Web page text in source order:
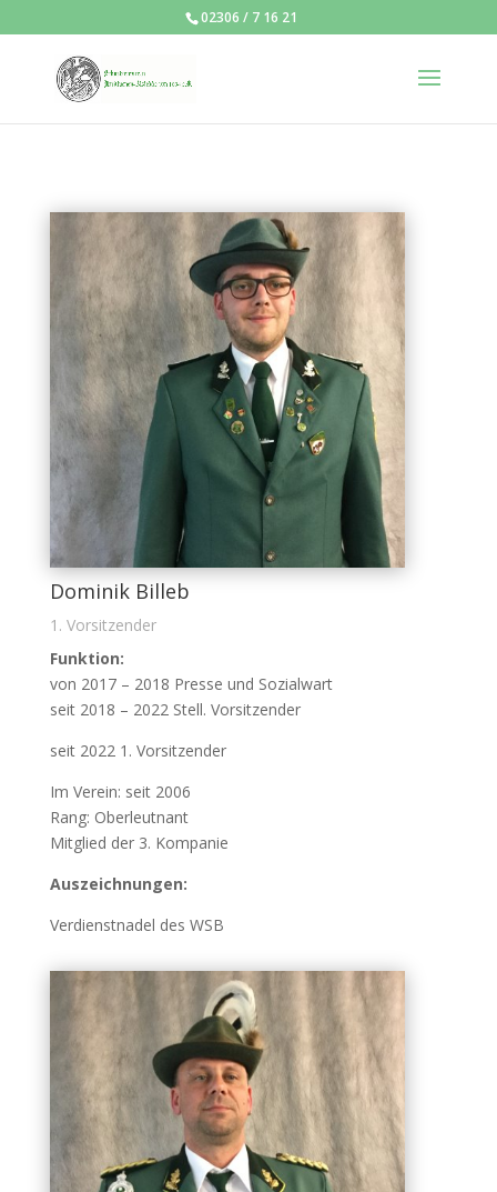
02306 / 7 16 21
Dominik Billeb
1. Vorsitzender
Funktion:
von 2017 – 2018 Presse und Sozialwart
seit 2018 – 2022 Stell. Vorsitzender
seit 2022 1. Vorsitzender
Im Verein: seit 2006
Rang: Oberleutnant
Mitglied der 3. Kompanie
Auszeichnungen:
Verdienstnadel des WSB